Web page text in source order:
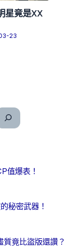
星竟是XX
23
值爆表！
秘密武器！
竟比盜版還讚？